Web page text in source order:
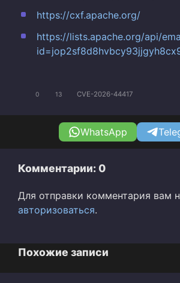
https://cxf.apache.org/
https://lists.apache.org/api/
0 13 CVE-2026-44417
WhatsApp
Комментарии: 0
Для отправки комментария вам
авторизоваться.
Похожие записи